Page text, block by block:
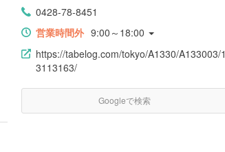
0428-78-8451
営業時間外 9:00～18:00
https://tabelog.com/tokyo/A1330/A133003/1
3113163/
Googleで検索